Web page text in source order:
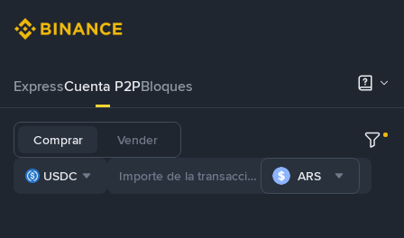
ExpressCuenta P2PBloques
Comprar Vender
USDC ARS